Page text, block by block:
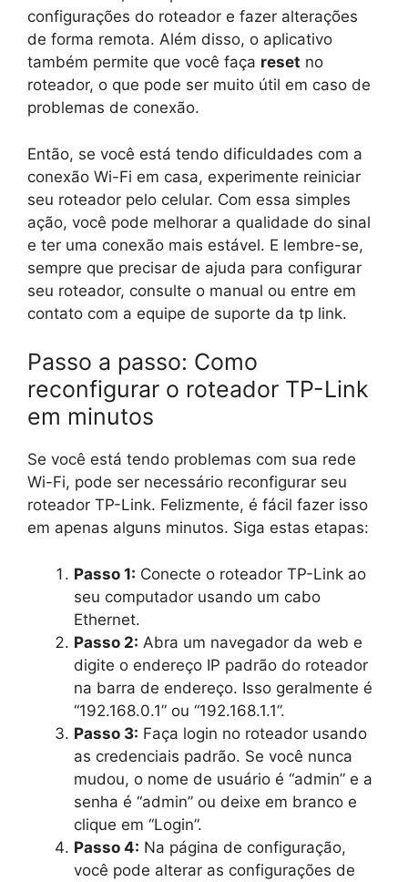
configurações do roteador e fazer alterações
de forma remota. Além disso, o aplicativo
também permite que você faça reset no
roteador, o que pode ser muito útil em caso de
problemas de conexão.
Então, se você está tendo dificuldades com a
conexão Wi-Fi em casa, experimente reiniciar
seu roteador pelo celular. Com essa simples
ação, você pode melhorar a qualidade do sinal
e ter uma conexão mais estável. E lembre-se,
sempre que precisar de ajuda para configurar
seu roteador, consulte o manual ou entre em
contato com a equipe de suporte da tp link.
Passo a passo: Como
reconfigurar o roteador TP-Link
em minutos
Se você está tendo problemas com sua rede
Wi-Fi, pode ser necessário reconfigurar seu
roteador TP-Link. Felizmente, é fácil fazer isso
em apenas alguns minutos. Siga estas etapas:
Passo 1: Conecte o roteador TP-Link ao
seu computador usando um cabo
Ethernet.
Passo 2: Abra um navegador da web e
digite o endereço IP padrão do roteador
na barra de endereço. Isso geralmente é
“192.168.0.1” ou “192.168.1.1”.
Passo 3: Faça login no roteador usando
as credenciais padrão. Se você nunca
mudou, o nome de usuário é “admin” e a
senha é “admin” ou deixe em branco e
clique em “Login”.
Passo 4: Na página de configuração,
você pode alterar as configurações de